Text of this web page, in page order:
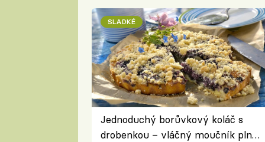
SLADKÉ
Jednoduchý borůvkový koláč s
drobenkou – vláčný moučník plný